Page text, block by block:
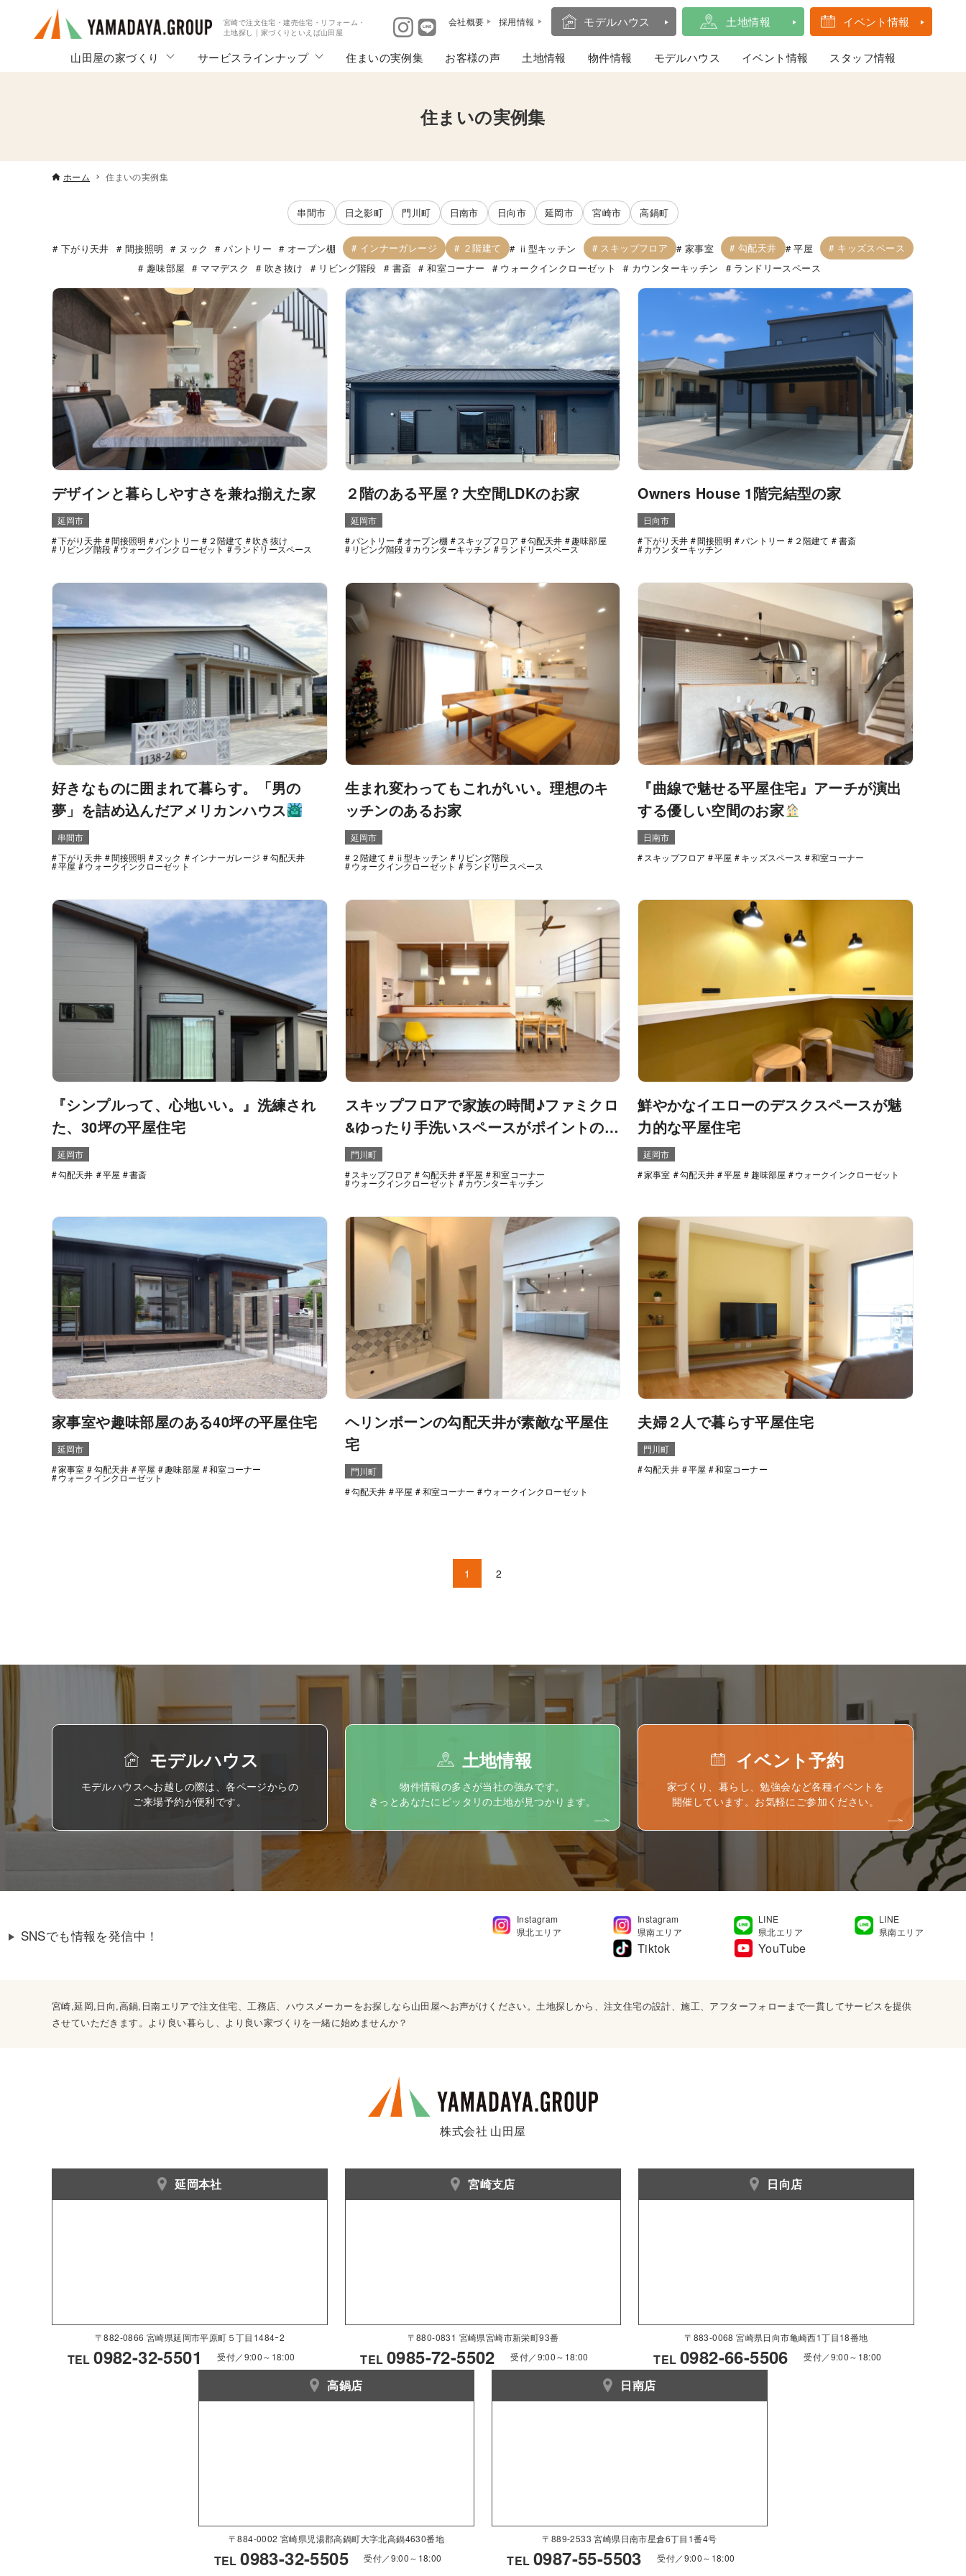
宮崎で注文住宅・建売住宅・リフォーム・
土地探し | 家づくりといえば山田屋
会社概要 採用情報 モデルハウス 土地情報 イベント情報
山田屋の家づくり サービスラインナップ 住まいの実例集 お客様の声 土地情報 物件情報 モデルハウス イベント情報 スタッフ情報
住まいの実例集
ホーム 住まいの実例集
串間市 日之影町 門川町 日南市 日向市 延岡市 宮崎市 高鍋町
下がり天井 間接照明 ヌック パントリー オープン棚 インナーガレージ ２階建て ⅱ型キッチン スキップフロア 家事室 勾配天井 平屋
キッズスペース
趣味部屋
ママデスク 吹き抜け リビング階段 書斎 和室コーナー ウォークインクローゼット カウンターキッチン ランドリースペース
デザインと暮らしやすさを兼ね揃えた家
延岡市
下がり天井
間接照明 パントリー ２階建て 吹き抜け
リビング階段 ウォークインクローゼット ランドリースペース
２階のある平屋？大空間LDKのお家
延岡市
パントリー
オープン棚 スキップフロア 勾配天井 趣味部屋
リビング階段 カウンターキッチン ランドリースペース
Owners House 1階完結型の家
日向市
下がり天井
間接照明 パントリー ２階建て 書斎
カウンターキッチン
好きなものに囲まれて暮らす。「男の
夢」を詰め込んだアメリカンハウス
串間市
下がり天井
間接照明 ヌック インナーガレージ 勾配天井
平屋 ウォークインクローゼット
生まれ変わってもこれがいい。理想のキ
ッチンのあるお家
延岡市
２階建て
ⅱ型キッチン リビング階段
ウォークインクローゼット ランドリースペース
『曲線で魅せる平屋住宅』アーチが演出
する優しい空間のお家
日南市
スキップフロア
平屋 キッズスペース 和室コーナー
『シンプルって、心地いい。』洗練され
た、30坪の平屋住宅
延岡市
勾配天井
平屋 書斎
スキップフロアで家族の時間♪ファミクロ
&ゆったり手洗いスペースがポイントの平
屋住宅！
門川町
スキップフロア
勾配天井 平屋 和室コーナー
ウォークインクローゼット カウンターキッチン
鮮やかなイエローのデスクスペースが魅
力的な平屋住宅
延岡市
家事室
勾配天井 平屋 趣味部屋 ウォークインクローゼット
家事室や趣味部屋のある40坪の平屋住宅
延岡市
家事室
勾配天井 平屋 趣味部屋 和室コーナー
ウォークインクローゼット
ヘリンボーンの勾配天井が素敵な平屋住
宅
門川町
勾配天井
平屋 和室コーナー ウォークインクローゼット
夫婦２人で暮らす平屋住宅
門川町
勾配天井
平屋 和室コーナー
1 2
モデルハウス
モデルハウスへお越しの際は、各ページからの
ご来場予約が便利です。
土地情報
物件情報の多さが当社の強みです。
きっとあなたにピッタリの土地が見つかります。
イベント予約
家づくり、暮らし、勉強会など各種イベントを
開催しています。お気軽にご参加ください。
SNSでも情報を発信中！
Instagram
県北エリア
Instagram
県南エリア
LINE
県北エリア
LINE
県南エリア
Tiktok YouTube
宮崎,延岡,日向,高鍋,日南エリアで注文住宅、工務店、ハウスメーカーをお探しなら山田屋へお声がけください。土地探しから、注文住宅の設計、施工、アフターフォローまで一貫してサービスを提供
させていただきます。より良い暮らし、より良い家づくりを一緒に始めませんか？
株式会社 山田屋
延岡本社
〒882-0866 宮崎県延岡市平原町５丁目1484ｰ2
TEL0982-32-5501 受付／9:00～18:00
宮崎支店
〒880-0831 宮崎県宮崎市新栄町93番
TEL0985-72-5502 受付／9:00～18:00
日向店
〒883-0068 宮崎県日向市亀崎西1丁目18番地
TEL0982-66-5506 受付／9:00～18:00
高鍋店
〒884-0002 宮崎県児湯郡高鍋町大字北高鍋4630番地
TEL0983-32-5505 受付／9:00～18:00
日南店
〒889-2533 宮崎県日南市星倉6丁目1番4号
TEL0987-55-5503 受付／9:00～18:00